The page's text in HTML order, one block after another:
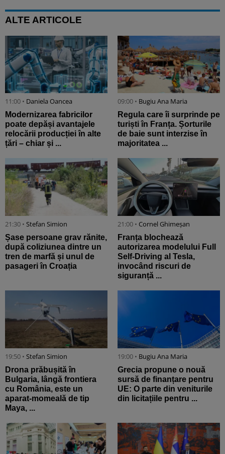
ALTE ARTICOLE
11:00 • Daniela Oancea
Modernizarea fabricilor
poate depăși avantajele
relocării producției în alte
țări – chiar și ...
09:00 • Bugiu ⁠Ana Maria
Regula care îi surprinde pe
turiști în Franța. Șorturile
de baie sunt interzise în
majoritatea ...
21:30 • Stefan Simion
Șase persoane grav rănite,
după coliziunea dintre un
tren de marfă și unul de
pasageri în Croația
21:00 • Cornel Ghimeșan
Franța blochează
autorizarea modelului Full
Self-Driving al Tesla,
invocând riscuri de
siguranță ...
19:50 • Stefan Simion
Drona prăbușită în
Bulgaria, lângă frontiera
cu România, este un
aparat-momeală de tip
Maya, ...
19:00 • Bugiu ⁠Ana Maria
Grecia propune o nouă
sursă de finanțare pentru
UE: O parte din veniturile
din licitațiile pentru ...